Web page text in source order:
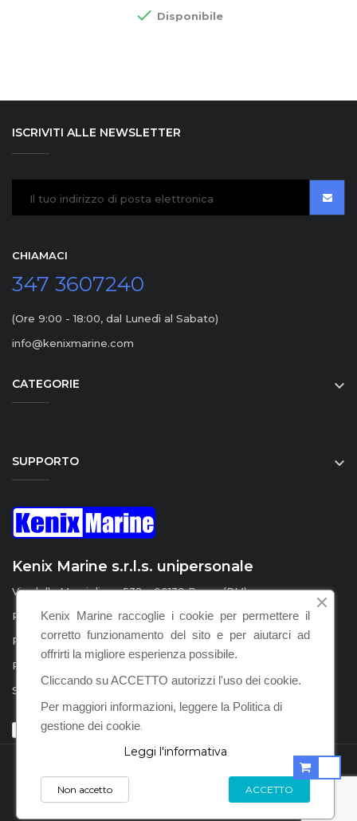
 Disponibile
ISCRIVITI ALLE NEWSLETTER
CHIAMACI
347 3607240
(Ore 9:00 - 18:00, dal Lunedì al Sabato)
info@kenixmarine.com
CATEGORIE 
SUPPORTO 
Kenix Marine s.r.l.s. unipersonale
Via della Marcigliana 532 - 00139 Roma (RM)
P.I. / C.F. : IT15555231008
REA : RM – 1598924
PEC :
SDI : KRRH6B9
Kenix Marine raccoglie i cookie per permettere il
corretto funzionamento del sito e per aiutarci ad
offrirti la migliore esperienza possibile.
Cliccando su ACCETTO autorizzi l'uso dei cookie.
Per maggiori informazioni, leggere la Politica di
gestione dei cookie.
Leggi l'informativa
ACCETTO
Non accetto